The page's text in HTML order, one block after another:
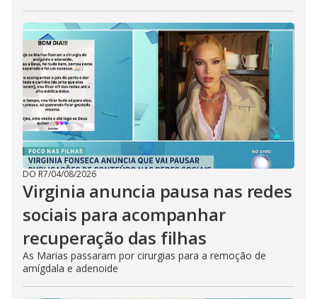
DO R7/04/08/2026
Virginia anuncia pausa nas redes
sociais para acompanhar
recuperação das filhas
As Marias passaram por cirurgias para a remoção de
amígdala e adenoide